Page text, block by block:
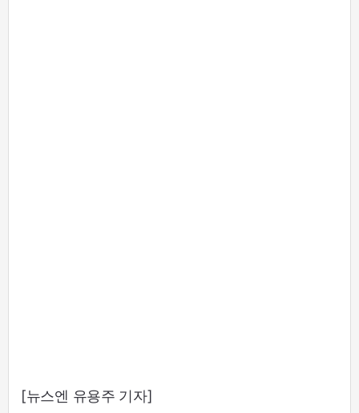
[뉴스엔 유용주 기자]